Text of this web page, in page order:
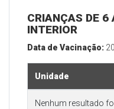
CRIANÇAS DE
INTERIOR
Data de Vacinação:
Unidade
Nenhum resultado